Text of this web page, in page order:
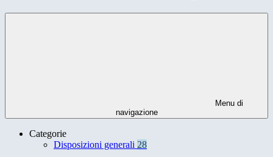
Menu di
navigazione
Categorie
Disposizioni generali 28